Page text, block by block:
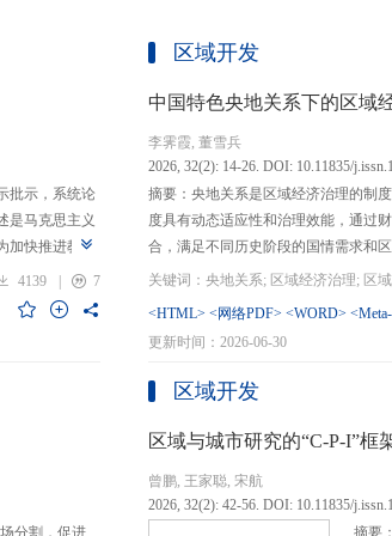
批示，系统论
是马克思主义
加快推进教育
献主要体现
价值、文化价
识论角度赋
的，创新性
出了深化教
育路径的规
4139 |
7
区域开发
中国特色央地关系下的区域
李霁霞, 董雪兵
2026, 32(2): 14-26. DOI: 10.11835/
摘要：央地关系是区域经济治理的制
度具有动态适应性和治理效能，通过
合，满足不同历史阶段的国情需求和
制，引导区域竞争策略转变，包括竞
提升区域经济治理效率。另一方面，
域竞争激励的同时，降低区域合作成
等跨区域合作模式，实现国家治理和
的背景下，区域经济治理面临新形势
宜发展新质生产力、构建全国统一大
理支撑。
<HTML> <网络PDF> <WORD>
更新时间：2026-06-30
分割，促进
区域开发
区域与城市研究的“C-P-I”
曾鹏, 王家聪, 宋航
2026, 32(2): 42-56. DOI: 10.11835/
摘要